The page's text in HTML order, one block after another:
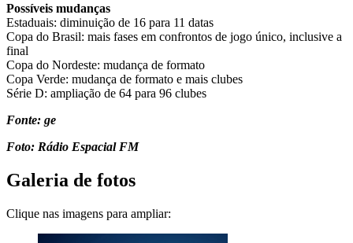
Possíveis mudanças
Estaduais: diminuição de 16 para 11 datas
Copa do Brasil: mais fases em confrontos de jogo único, inclusive a
final
Copa do Nordeste: mudança de formato
Copa Verde: mudança de formato e mais clubes
Série D: ampliação de 64 para 96 clubes
Fonte: ge
Foto: Rádio Espacial FM
Galeria de fotos
Clique nas imagens para ampliar: